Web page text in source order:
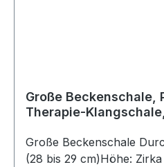
Große Beckenschale,
Therapie-
Große Beckenschale Durchmesser: Zirka 29 cm
(28 bis 29 cm)Höhe: Zirka 11 cm